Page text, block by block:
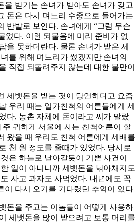
을 받기는 손녀가 받아도 손녀가 갖고
돈은 다시 며느리 수중으로 들어가는
반발로 보인다. 손녀에게 “그럼 무슨
었다. 이런 되물음에 미리 준비가 없
을 못하더란다. 물론 손녀가 받은 세
를 위해 며느리가 썼겠지만 손녀의
직접 되돌려주지 않는데 대한 불만이
세뱃돈을 받는 것이 당연하다고 요즘
우리 때는 일가친척의 어른들에게 세
다, 농촌 자체에 돈이라고 씨가 말랐
주 귀하게 서울에 사는 친척어른이 할
왔을 때 우리도 친척 어른에게 세배를
천 원 정도를 줄때가 있었다. 당시로
은 하늘로 날아갈듯이 기쁜 사건이
일이 아니니까 세뱃돈을 낚아채지도
사고 과자도 사먹었다. 내년에도 꼭
이 다시 오기를 기다렸던 추억이 있다.
돈을 주고는 이놈들이 어떻게 사용하
세뱃돈을 많이 받으려고 보통 머리를